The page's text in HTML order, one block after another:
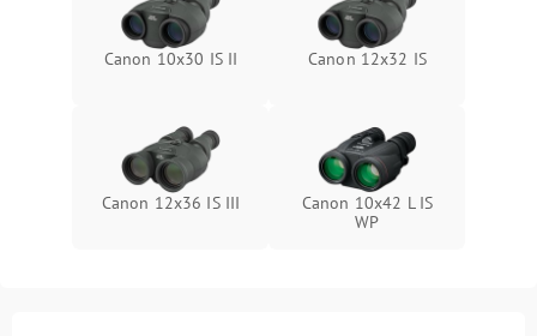
Canon 10x30 IS II Canon 12x32 IS
Canon 12x36 IS III
Canon 10x42 L IS
WP